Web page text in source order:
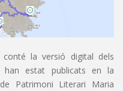
conté la versió digital dels
han estat publicats en la
Patrimoni Literari Maria